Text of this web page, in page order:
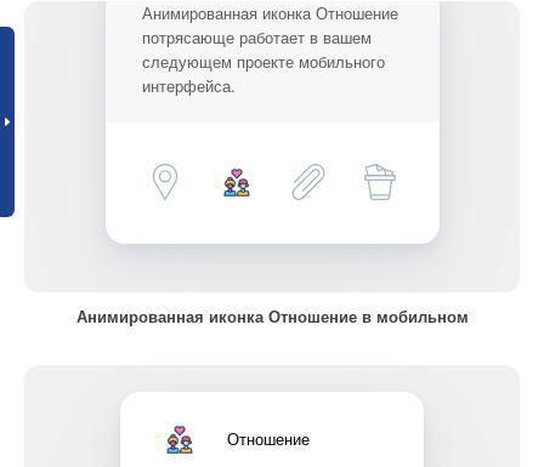
Анимированная иконка Отношение
потрясающе работает в вашем
следующем проекте мобильного
интерфейса.
Анимированная иконка Отношение в мобильном
Отношение